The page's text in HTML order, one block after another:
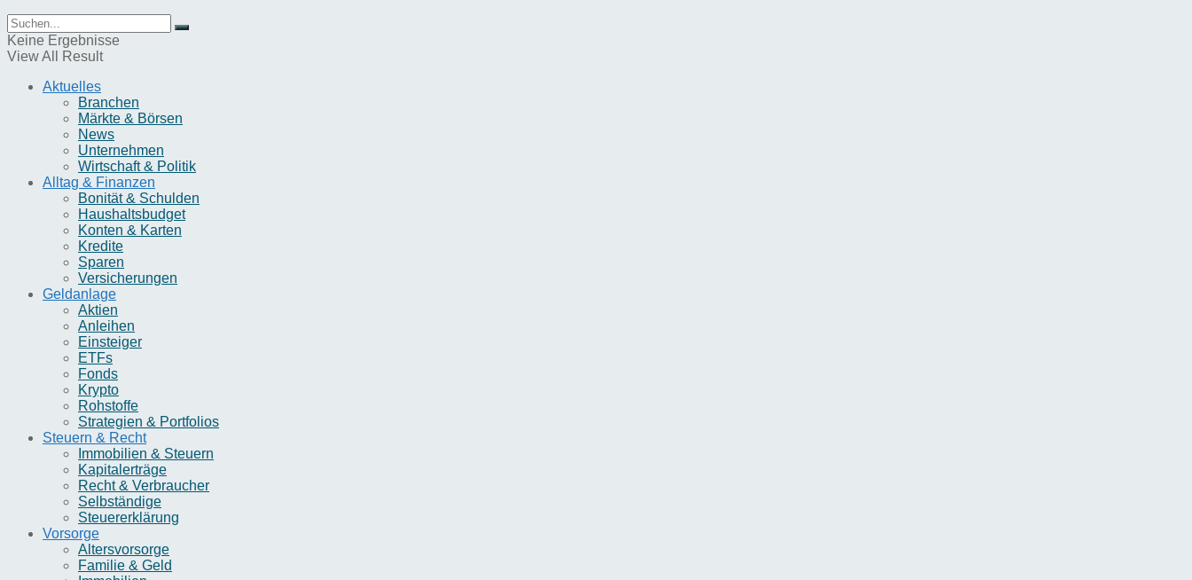
Keine Ergebnisse
View All Result
Aktuelles
Branchen
Märkte & Börsen
News
Unternehmen
Wirtschaft & Politik
Alltag & Finanzen
Bonität & Schulden
Haushaltsbudget
Konten & Karten
Kredite
Sparen
Versicherungen
Geldanlage
Aktien
Anleihen
Einsteiger
ETFs
Fonds
Krypto
Rohstoffe
Strategien & Portfolios
Steuern & Recht
Immobilien & Steuern
Kapitalerträge
Recht & Verbraucher
Selbständige
Steuererklärung
Vorsorge
Altersvorsorge
Familie & Geld